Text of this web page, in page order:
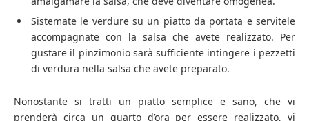
Sistemate le verdure su un piatto da portata e servitele
accompagnate con la salsa che avete realizzato. Per
gustare il pinzimonio sarà sufficiente intingere i pezzetti
di verdura nella salsa che avete preparato.
Nonostante si tratti un piatto semplice e sano, che vi
prenderà circa un quarto d’ora per essere realizzato, vi